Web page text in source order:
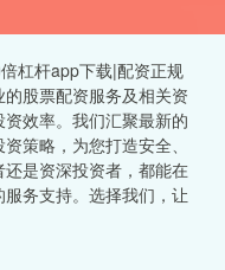
杠杆app下载|配资正规
股票配资服务及相关资
效率。我们汇聚最新的
策略，为您打造安全、
是资深投资者，都能在
务支持。选择我们，让